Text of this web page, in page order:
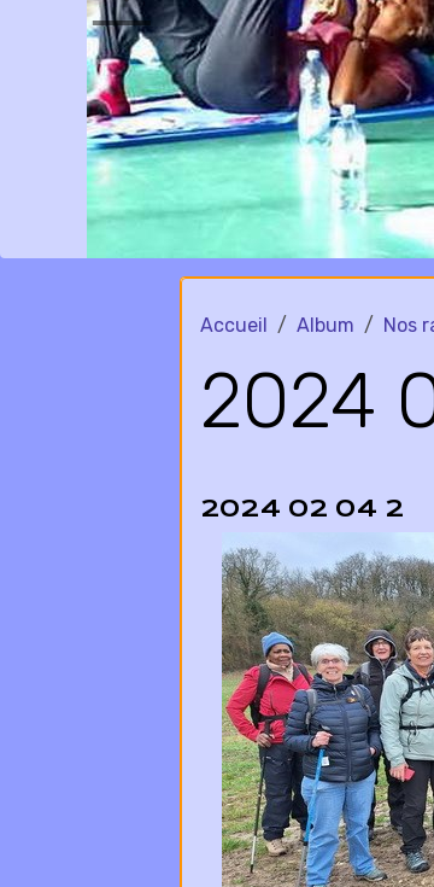
Accueil Album Nos
2024
2024 02 04 2